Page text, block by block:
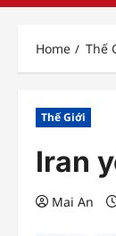
Home Thế
Thế Giới
Iran
Mai An